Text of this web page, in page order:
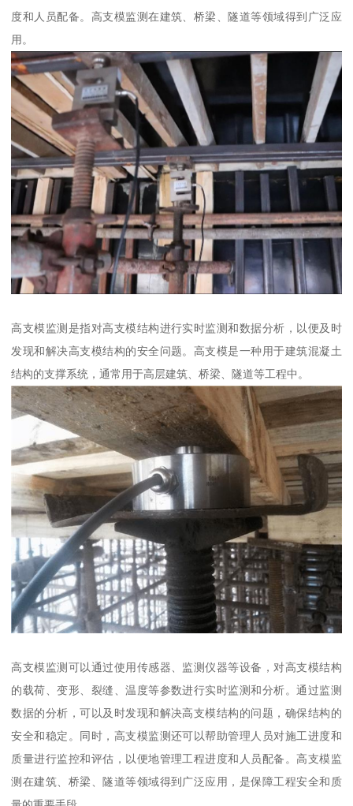
度和人员配备。高支模监测在建筑、桥梁、隧道等领域得到广泛应
用。
高支模监测是指对高支模结构进行实时监测和数据分析，以便及时
发现和解决高支模结构的安全问题。高支模是一种用于建筑混凝土
结构的支撑系统，通常用于高层建筑、桥梁、隧道等工程中。
高支模监测可以通过使用传感器、监测仪器等设备，对高支模结构
的载荷、变形、裂缝、温度等参数进行实时监测和分析。通过监测
数据的分析，可以及时发现和解决高支模结构的问题，确保结构的
安全和稳定。同时，高支模监测还可以帮助管理人员对施工进度和
质量进行监控和评估，以便地管理工程进度和人员配备。高支模监
测在建筑、桥梁、隧道等领域得到广泛应用，是保障工程安全和质